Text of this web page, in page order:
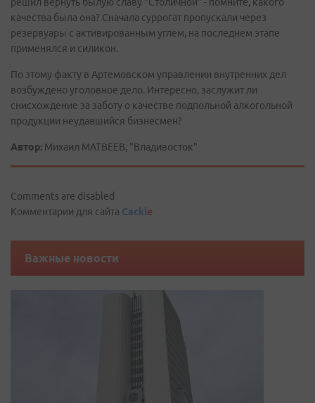
качества была она? Сначала суррогат пропускали через
резервуары с активированным углем, на последнем этапе
применялся и силикон.
По этому факту в Артемовском управлении внутренних дел
возбуждено уголовное дело. Интересно, заслужит ли
снисхождение за заботу о качестве подпольной алкогольной
продукции неудавшийся бизнесмен?
Автор: Михаил МАТВЕЕВ, "Владивосток"
Comments are disabled
Комментарии для сайта Cackle
Важные новости